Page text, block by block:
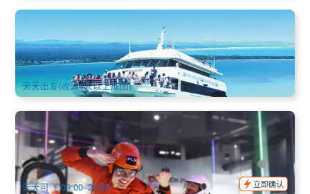
悉尼 史蒂芬港 | Port Stephen华语一日游 | 23人中巴士出行
(包含午餐)
541 已预订
AUD $179.00
天天出发(收满4人以上成团)
西悉尼 | 垂直风洞-室内跳伞(iFLY Downunder Indoor
Skydiving)
779 已预订
AUD $108.00 $119.00
SYD01094
天天可飞 09:00–20:00
立即确认